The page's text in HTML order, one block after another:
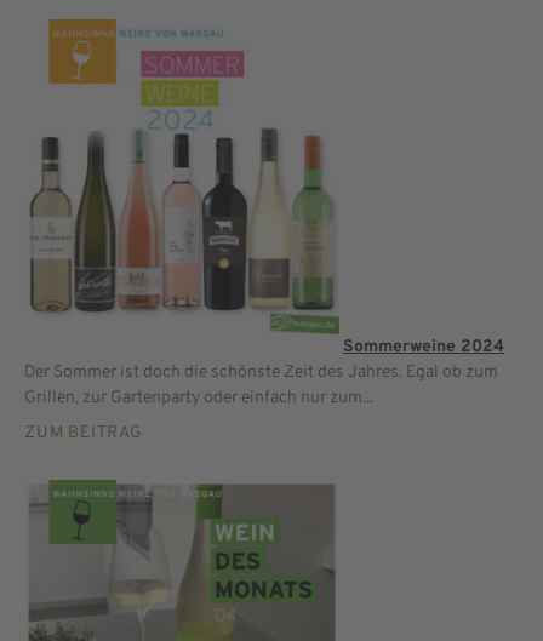
Sommerweine 2024
Der Sommer ist doch die schönste Zeit des Jahres. Egal ob zum
Grillen, zur Gartenparty oder einfach nur zum...
ZUM BEITRAG